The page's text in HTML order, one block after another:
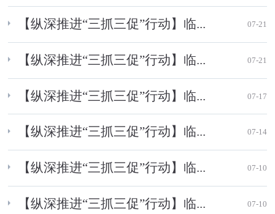
【纵深推进“三抓三促”行动】临... 07-21
【纵深推进“三抓三促”行动】临... 07-21
【纵深推进“三抓三促”行动】临... 07-17
【纵深推进“三抓三促”行动】临... 07-14
【纵深推进“三抓三促”行动】临... 07-10
【纵深推进“三抓三促”行动】临... 07-10